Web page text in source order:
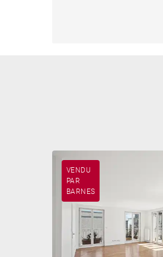
VENDU
PAR
BARNES